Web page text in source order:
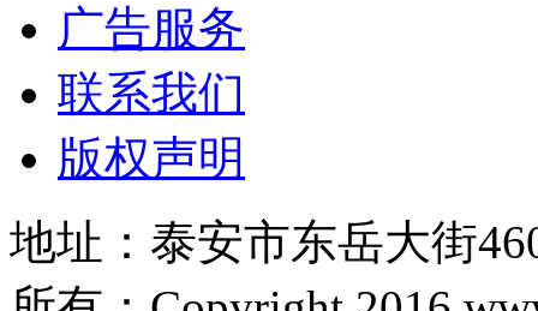
广告服务
联系我们
版权声明
地址：泰安市东岳大街